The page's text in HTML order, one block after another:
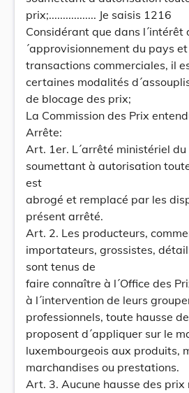
prix;................. Je saisis 1216
Considérant que dans l´intérêt
´approvisionnement du pays
transactions commerciales, il
certaines modalités
de blocage des prix;
La Commission des Prix
Arrête:
Art. 1er. L´arrêté ministériel
soumettant à autorisation
est
abrogé et remplacé par les
présent arrêté.
Art. 2. Les producteurs,
importateurs, grossistes,
sont tenus de
faire connaître à l´Office des
à l´intervention de leurs
professionnels, toute hausse
proposent d´appliquer sur le
luxembourgeois aux produits,
marchandises ou prestations.
Art. 3. Aucune hausse des prix